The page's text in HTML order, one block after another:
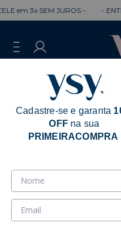
3x SEM JUROS - -
Cadastre-se e garanta
OFF na sua
PRIMEIRACOMPRA